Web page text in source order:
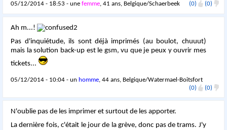
05/12/2014 - 18:53 - unefemme, 41 ans, Belgique/Schaerbeek (0) (0)
Ah m...!
Pas d'inquiétude, ils sont déjà imprimés (au boulot, chuuut)
mais la solution back-up est le gsm, vu que je peux y ouvrir mes
tickets...
05/12/2014 - 10:04 - un homme, 44 ans, Belgique/Watermael-Boitsfort
(0)
(0)
N'oublie pas de les imprimer et surtout de les apporter.
La dernière fois, c'était le jour de la grève, donc pas de trams. J'y